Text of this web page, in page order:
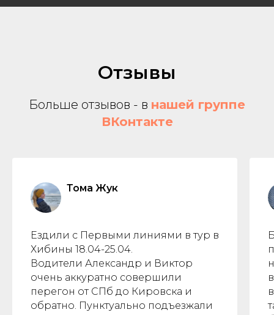
Отзывы
Больше отзывов - в нашей группе
ВКонтакте
Тома Жук
Ездили с Первыми линиями в тур в
Хибины 18.04-25.04.
Водители Александр и Виктор
очень аккуратно совершили
перегон от СПб до Кировска и
обратно. Пунктуально подъезжали